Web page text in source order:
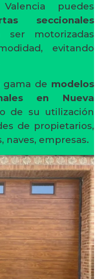
puedes
seccionales
ser motorizadas
evitando
gama de modelos
en Nueva
de su utilización
de propietarios,
naves, empresas.